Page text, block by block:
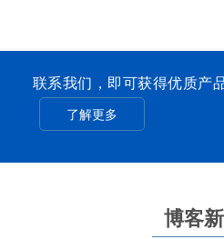
联系我们，即可获得优质产
了解更多
博客